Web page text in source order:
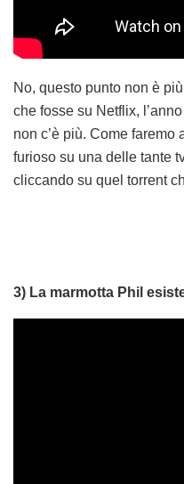
No, questo punto non è
che fosse su Netflix,
non c’è più. Come
furioso su una delle tante
cliccando su quel torrent
3) La marmotta Phil